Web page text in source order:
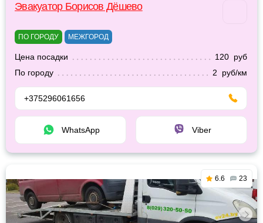
Эвакуатор Борисов Дёшево
ПО ГОРОДУ МЕЖГОРОД
Цена посадки
120 руб
По городу
2 руб/км
+375296061656
WhatsApp Viber
6.6 23